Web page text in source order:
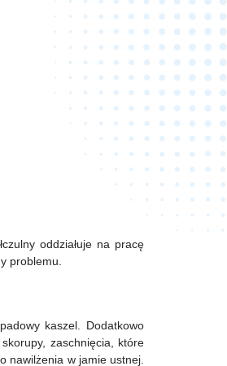
oddziałuje na pracę
problemu.
kaszel. Dodatkowo
zaschnięcia, które
nawilżenia w jamie ustnej.